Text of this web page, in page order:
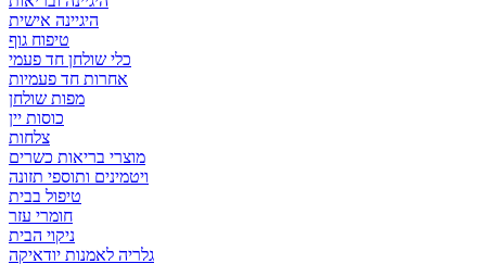
היגיינה אישית
טיפוח גוף
כלי שולחן חד פעמי
אחרות חד פעמיות
מפות שולחן
כוסות יין
צלחות
מוצרי בריאות כשרים
ויטמינים ותוספי תזונה
טיפול בבית
חומרי עזר
ניקוי הבית
גלריה לאמנות יודאיקה